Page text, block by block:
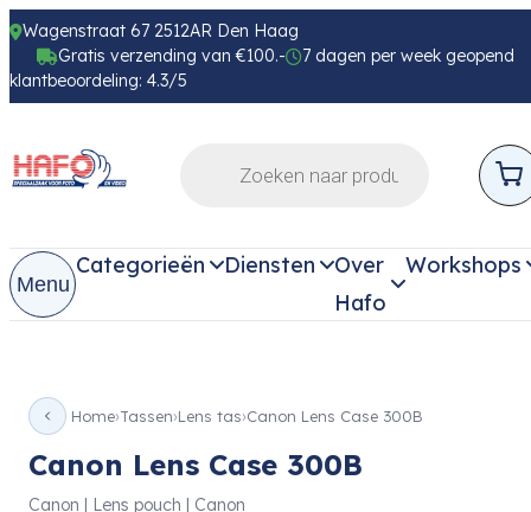
Wagenstraat 67 2512AR Den Haag
Gratis verzending van €100.-
7 dagen per week geopend
klantbeoordeling: 4.3/5
Menu
Categorieën Diensten
Over
Hafo
Workshops
Home Tassen Lens tas Canon Lens Case 300B
Canon Lens Case 300B
Canon | Lens pouch | Canon